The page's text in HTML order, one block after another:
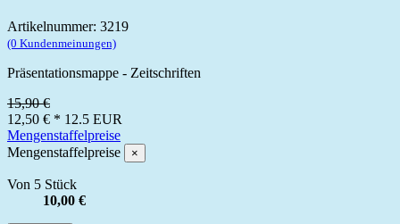
Artikelnummer: 3219
(0 Kundenmeinungen)
Präsentationsmappe - Zeitschriften
15,90 €
12,50 € * 12.5 EUR
Mengenstaffelpreise
Mengenstaffelpreise
×
Von 5 Stück
10,00 €